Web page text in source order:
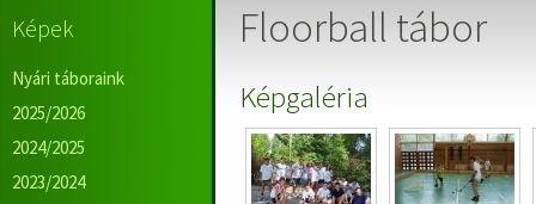
Képek
Nyári táboraink
2025/2026
2024/2025
2023/2024
Floorball tábor
Képgaléria